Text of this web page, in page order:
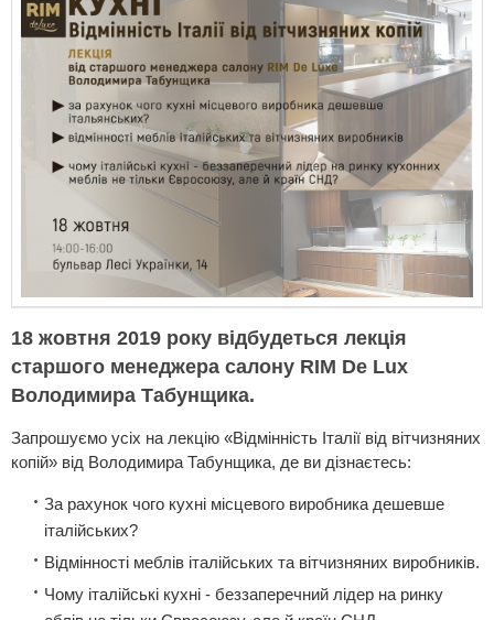
18 жовтня 2019 року відбудеться лекція
старшого менеджера салону RIM De Lux
Володимира Табунщика.
Запрошуємо усіх на лекцію «Відмінність Італії від вітчизняних
копій» від Володимира Табунщика, де ви дізнаєтесь:
За рахунок чого кухні місцевого виробника дешевше
італійських?
Відмінності меблів італійських та вітчизняних виробників.
Чому італійські кухні - беззаперечний лідер на ринку